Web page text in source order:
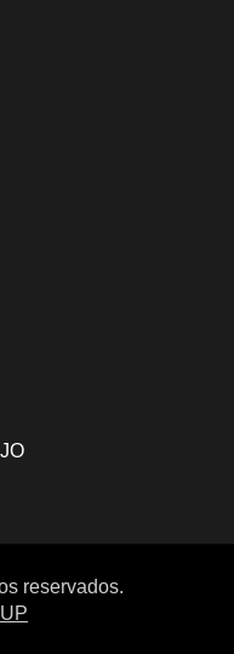
reservados.